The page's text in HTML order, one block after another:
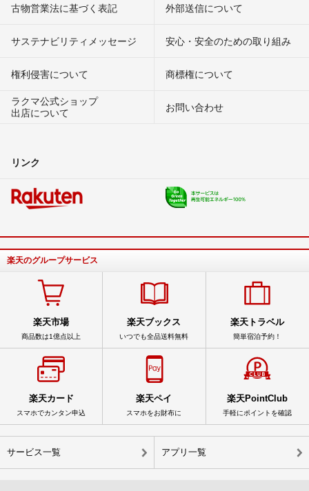
古物営業法に基づく表記 外部送信について
サステナビリティメッセージ 安心・安全のための取り組み
権利侵害について
商標権について
ラクマ公式ショップ
出店について
お問い合わせ
リンク
楽天のグループサービス
楽天市場
商品数は1億点以上
楽天ブックス
いつでも全品送料無料
楽天トラベル
簡単宿泊予約！
楽天カード
スマホでカンタン申込
楽天ペイ
スマホをお財布に
楽天PointClub
手軽にポイントを確認
サービス一覧 アプリ一覧